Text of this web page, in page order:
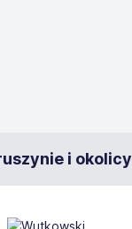
i okolicy